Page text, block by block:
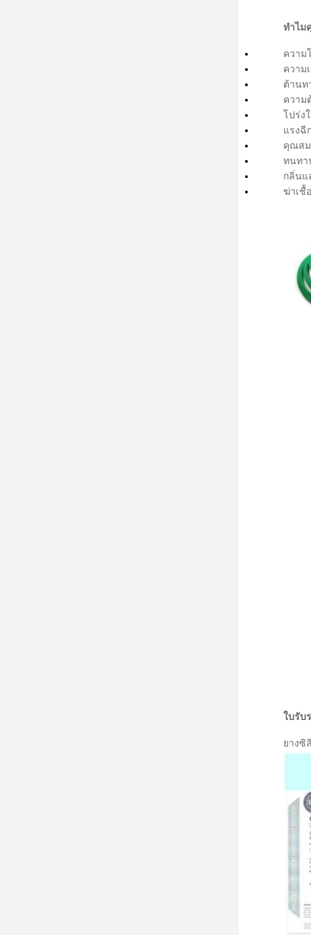
ทำไม
ความ
ความ
ต้านท
ความ
โปร่ง
แรงฉี
คุณสม
ทนทา
กลิ่นแ
ฆ่าเชื้
ใบรับ
ยางซิ